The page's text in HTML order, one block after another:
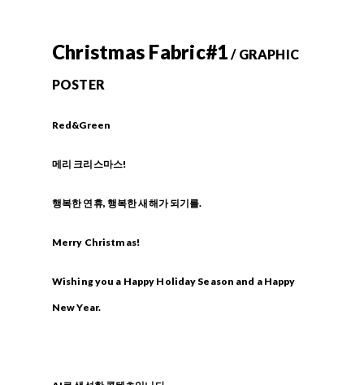
Christmas Fabric#1 / GRAPHIC
POSTER
Red&Green
메리 크리스마스!
행복한 연휴, 행복한 새해가 되기를.
Merry Christmas!
Wishing you a Happy Holiday Season and a Happy
New Year.